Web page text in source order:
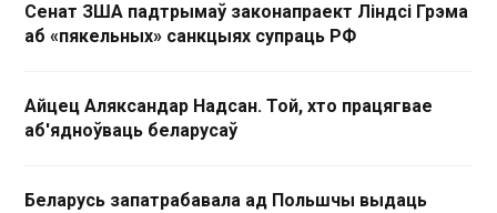
Сенат ЗША падтрымаў законапраект Ліндсі Грэма
аб «пякельных» санкцыях супраць РФ
Айцец Аляксандар Надсан. Той, хто працягвае
аб'ядноўваць беларусаў
Беларусь запатрабавала ад Польшчы выдаць